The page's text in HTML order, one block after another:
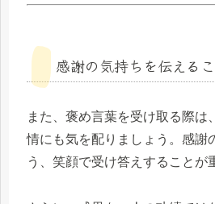
感謝の気持ちを伝える
また、褒め言葉を受け取る際は
情にも気を配りましょう。感謝
う、笑顔で受け答えすることが